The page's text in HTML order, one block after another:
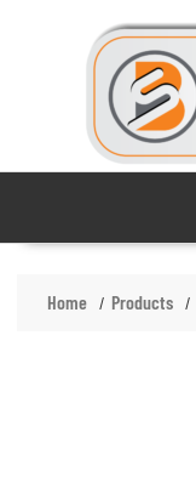
Home Products